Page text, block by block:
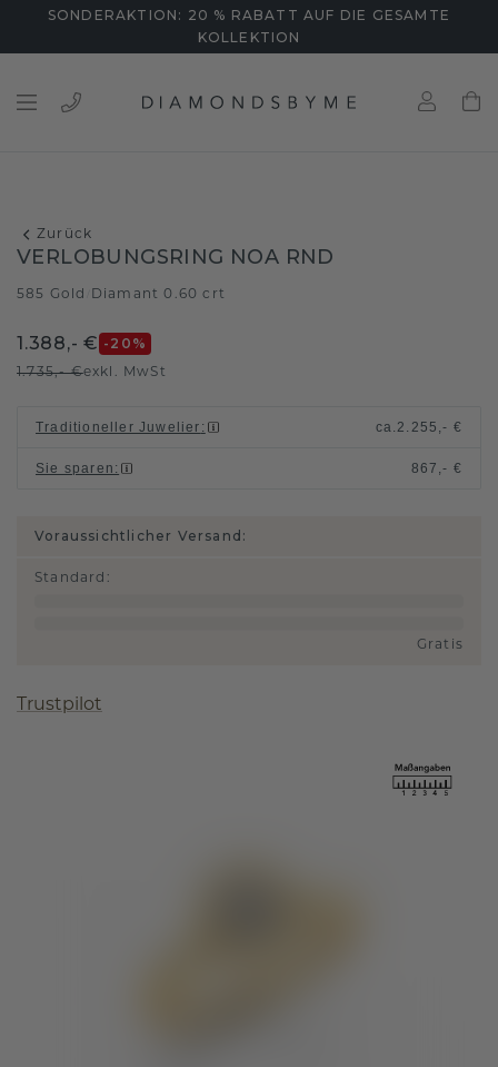
SONDERAKTION: 20 % RABATT AUF DIE GESAMTE
KOLLEKTION
Zurück
VERLOBUNGSRING NOA RND
585 Gold Diamant 0.60 crt
1.388,- € -20 %
1.735,- €exkl. MwSt
Traditioneller Juwelier : ca.2.255,- €
Sie sparen : 867,- €
Voraussichtlicher Versand:
Standard :
Gratis
Trustpilot